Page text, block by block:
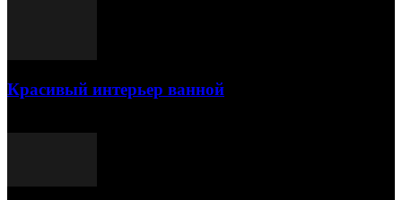
Красивый интерьер ванной